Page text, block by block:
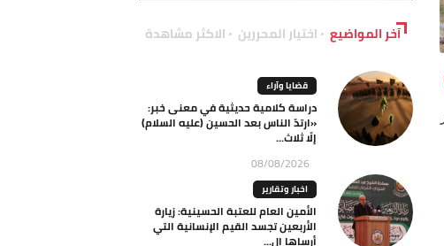
آخر المواضيع اختيار المحررين الاكثر مشاهدة
قضايا وآراء
دراسة كلامية حديثية في معنى خبر:
«ارتدّ الناس بعد الحسين (عليه السلام)
إلّا ثلاث...
08/08/2026
اخبار وتقارير
الأمين العام للعتبة الحسينية: زيارة
الأربعين تجسد القيم الإنسانية التي
أرساها ال...